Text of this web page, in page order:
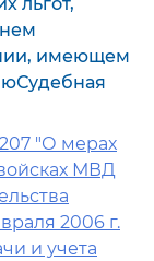
имеющем
"О мерах
МВД
2006 г.
и учета